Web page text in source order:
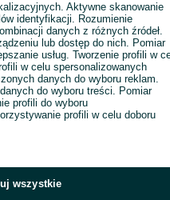
Aktywne skanowanie
identyfikacji. Rozumienie
danych z różnych źródeł.
lub dostęp do nich. Pomiar
usług. Tworzenie profili w
w celu spersonalizowanych
danych do wyboru reklam.
do wyboru treści. Pomiar
profili do wyboru
profili w celu doboru
wszystkie